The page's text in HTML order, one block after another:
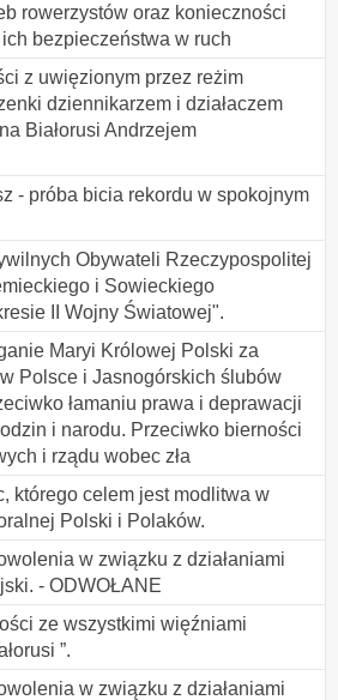
rowerzystów oraz konieczności
bezpieczeństwa w ruch
z uwięzionym przez reżim
dziennikarzem i działaczem
Białorusi Andrzejem
- próba bicia rekordu w spokojnym
Obywateli Rzeczypospolitej
i Sowieckiego
II Wojny Światowej".
Maryi Królowej Polski za
Polsce i Jasnogórskich ślubów
łamaniu prawa i deprawacji
i narodu. Przeciwko bierności
i rządu wobec zła
którego celem jest modlitwa w
Polski i Polaków.
w związku z działaniami
- ODWOŁANE
ze wszystkimi więźniami
”.
w związku z działaniami